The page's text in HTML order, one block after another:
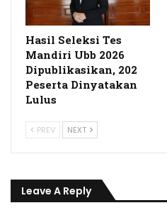
Hasil Seleksi Tes
Mandiri Ubb 2026
Dipublikasikan, 202
Peserta Dinyatakan
Lulus
PREV NEXT
Leave A Reply